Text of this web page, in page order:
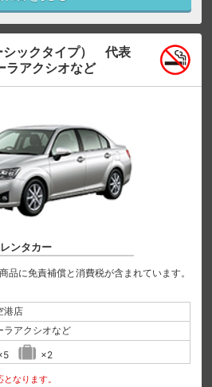
シックタイプ） 代表
ラアクシオなど
ンタカー
に免責補償と消費税が含まれています。
港店
ラアクシオなど
×2
なります。